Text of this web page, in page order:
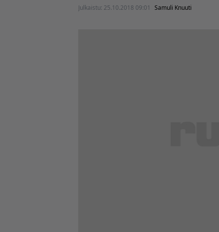
Julkaistu: 25.10.2018 09:01 Samuli Knuuti